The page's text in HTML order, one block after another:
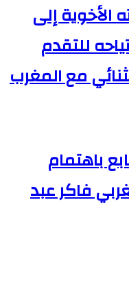
الأخوية إلى
للتقدم
مع المغرب
باهتمام
فاكر عبد